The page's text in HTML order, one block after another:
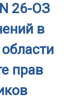
26-ОЗ
в
прав